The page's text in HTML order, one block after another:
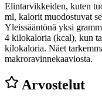
Elintarvikkeiden, kuten
ml, kalorit muodostuvat
Yleissääntönä yksi
4 kilokaloria (kcal), kun
kilokaloria. Näet
makroravinnekaaviosta.
Arvostelut